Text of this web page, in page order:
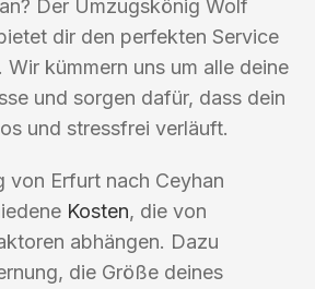
Der Umzugskönig Wolf
dir den perfekten Service
Wir kümmern uns um alle deine
und sorgen dafür, dass dein
und stressfrei verläuft.
von Erfurt nach Ceyhan
Kosten, die von
abhängen. Dazu
die Größe deines